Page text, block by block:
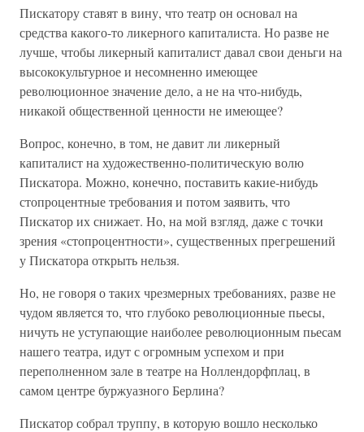
Пискатору ставят в вину, что театр он основал на
средства какого-то ликерного капиталиста. Но разве не
лучше, чтобы ликерный капиталист давал свои деньги на
высококультурное и несомненно имеющее
революционное значение дело, а не на что-нибудь,
никакой общественной ценности не имеющее?
Вопрос, конечно, в том, не давит ли ликерный
капиталист на художественно-политическую волю
Пискатора. Можно, конечно, поставить какие-нибудь
стопроцентные требования и потом заявить, что
Пискатор их снижает. Но, на мой взгляд, даже с точки
зрения «стопроцентности», существенных прегрешений
у Пискатора открыть нельзя.
Но, не говоря о таких чрезмерных требованиях, разве не
чудом является то, что глубоко революционные пьесы,
ничуть не уступающие наиболее революционным пьесам
нашего театра, идут с огромным успехом и при
переполненном зале в театре на Ноллендорфплац, в
самом центре буржуазного Берлина?
Пискатор собрал труппу, в которую вошло несколько